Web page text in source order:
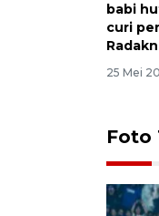
babi
curi
25 Mei
Foto